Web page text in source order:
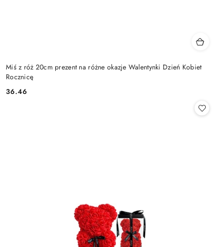
Miś z róż 20cm prezent na różne okazje Walentynki Dzień Kobiet
Rocznicę
Cena:
36.46